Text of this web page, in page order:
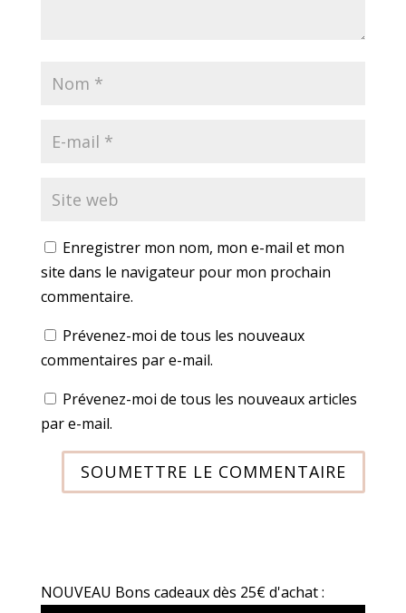
Enregistrer mon nom, mon e-mail et mon
site dans le navigateur pour mon prochain
commentaire.
Prévenez-moi de tous les nouveaux
commentaires par e-mail.
Prévenez-moi de tous les nouveaux articles
par e-mail.
SOUMETTRE LE COMMENTAIRE
NOUVEAU Bons cadeaux dès 25€ d'achat :